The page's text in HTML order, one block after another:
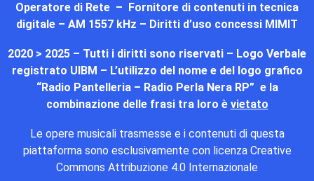
Operatore di Rete – Fornitore di contenuti in tecnica
digitale – AM 1557 kHz – Diritti d’uso concessi MIMIT
2020 > 2025 – Tutti i diritti sono riservati – Logo Verbale
registrato UIBM – L’utilizzo del nome e del logo grafico
“Radio Pantelleria – Radio Perla Nera RP” e la
combinazione delle frasi tra loro è vietato
Le opere musicali trasmesse e i contenuti di questa
piattaforma sono esclusivamente con licenza Creative
Commons Attribuzione 4.0 Internazionale